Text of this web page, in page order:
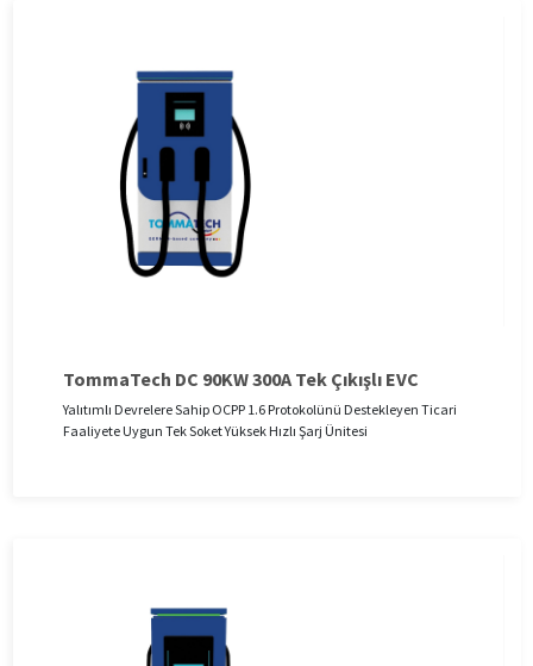
TommaTech DC 90KW 300A Tek Çıkışlı EVC
Yalıtımlı Devrelere Sahip OCPP 1.6 Protokolünü Destekleyen Ticari
Faaliyete Uygun Tek Soket Yüksek Hızlı Şarj Ünitesi